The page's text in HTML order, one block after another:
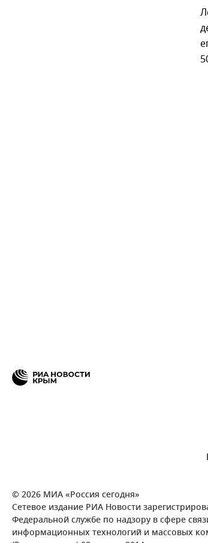
© 2026 МИА «Россия сегодня»
Сетевое издание РИА Новости
Федеральной службе по надзору в сфере
информационных технологий и массовых